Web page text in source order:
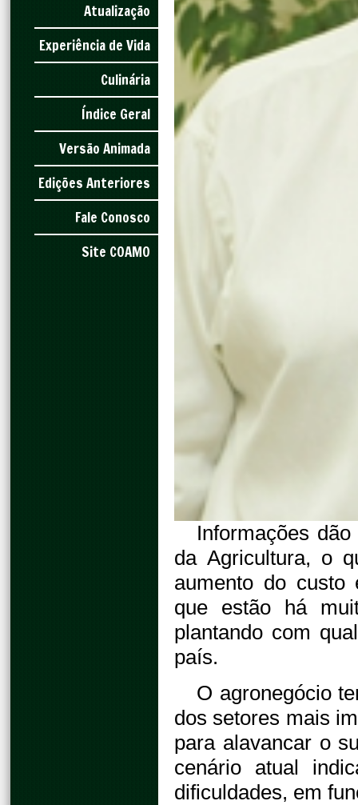
Atualização
Experiência de Vida
Culinária
Índice Geral
Versão Animada
Edições Anteriores
Fale Conosco
Site COAMO
Informações
da Agricultura, o
aumento do custo
que estão há
plantando com
país.
O agronegócio
dos setores mais
para alavancar o
cenário atual
dificuldades, em